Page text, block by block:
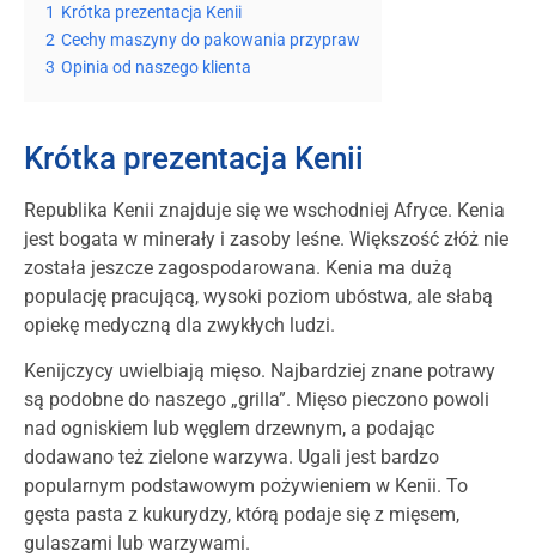
1 Krótka prezentacja Kenii
2 Cechy maszyny do pakowania przypraw
3 Opinia od naszego klienta
Krótka prezentacja Kenii
Republika Kenii znajduje się we wschodniej Afryce. Kenia
jest bogata w minerały i zasoby leśne. Większość złóż nie
została jeszcze zagospodarowana. Kenia ma dużą
populację pracującą, wysoki poziom ubóstwa, ale słabą
opiekę medyczną dla zwykłych ludzi.
Kenijczycy uwielbiają mięso. Najbardziej znane potrawy
są podobne do naszego „grilla”. Mięso pieczono powoli
nad ogniskiem lub węglem drzewnym, a podając
dodawano też zielone warzywa. Ugali jest bardzo
popularnym podstawowym pożywieniem w Kenii. To
gęsta pasta z kukurydzy, którą podaje się z mięsem,
gulaszami lub warzywami.